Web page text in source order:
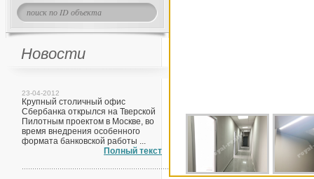
Новости
23-04-2012
Крупный столичный офис
Сбербанка открылся на Тверской
Пилотным проектом в Москве, во
время внедрения особенного
формата банковской работы ...
Полный текст